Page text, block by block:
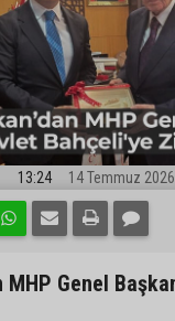
13:24 14 Temmuz 2026
MHP Genel